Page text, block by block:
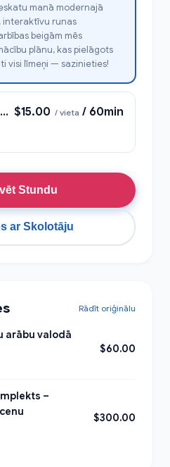
manā modernajā
interaktīvu runas
beigām mēs
plānu, kas pielāgots
visi līmeņi — sazinieties!
Pasūtiet savu šavarmu arābu valodā $15.00 / vieta / 60min
Stundu
ar Skolotāju
Rādīt oriģinālu
arābu valodā
$60.00
–
$300.00